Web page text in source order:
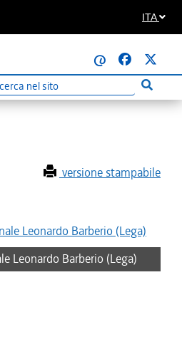
ITA
@
Esegui
versione stampabile
Leonardo Barberio (Lega)